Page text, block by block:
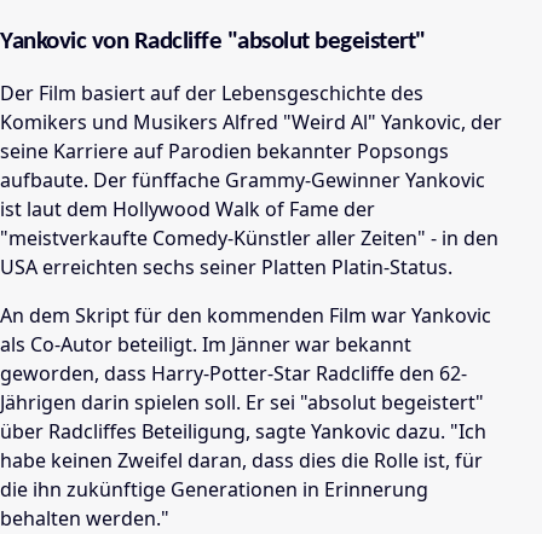
Yankovic von Radcliffe "absolut begeistert"
Der Film basiert auf der Lebensgeschichte des
Komikers und Musikers Alfred "Weird Al" Yankovic, der
seine Karriere auf Parodien bekannter Popsongs
aufbaute. Der fünffache Grammy-Gewinner Yankovic
ist laut dem Hollywood Walk of Fame der
"meistverkaufte Comedy-Künstler aller Zeiten" - in den
USA erreichten sechs seiner Platten Platin-Status.
An dem Skript für den kommenden Film war Yankovic
als Co-Autor beteiligt. Im Jänner war bekannt
geworden, dass Harry-Potter-Star Radcliffe den 62-
Jährigen darin spielen soll. Er sei "absolut begeistert"
über Radcliffes Beteiligung, sagte Yankovic dazu. "Ich
habe keinen Zweifel daran, dass dies die Rolle ist, für
die ihn zukünftige Generationen in Erinnerung
behalten werden."